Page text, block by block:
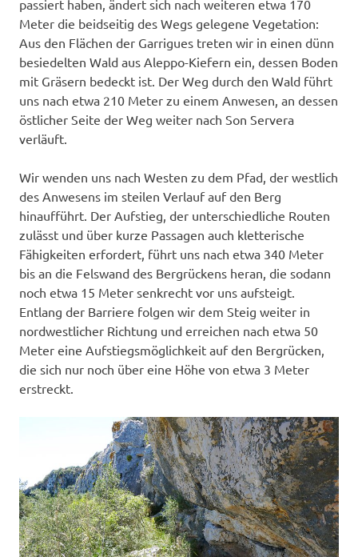
passiert haben, ändert sich nach weiteren etwa 170
Meter die beidseitig des Wegs gelegene Vegetation:
Aus den Flächen der Garrigues treten wir in einen dünn
besiedelten Wald aus Aleppo-Kiefern ein, dessen Boden
mit Gräsern bedeckt ist. Der Weg durch den Wald führt
uns nach etwa 210 Meter zu einem Anwesen, an dessen
östlicher Seite der Weg weiter nach Son Servera
verläuft.
Wir wenden uns nach Westen zu dem Pfad, der westlich
des Anwesens im steilen Verlauf auf den Berg
hinaufführt. Der Aufstieg, der unterschiedliche Routen
zulässt und über kurze Passagen auch kletterische
Fähigkeiten erfordert, führt uns nach etwa 340 Meter
bis an die Felswand des Bergrückens heran, die sodann
noch etwa 15 Meter senkrecht vor uns aufsteigt.
Entlang der Barriere folgen wir dem Steig weiter in
nordwestlicher Richtung und erreichen nach etwa 50
Meter eine Aufstiegsmöglichkeit auf den Bergrücken,
die sich nur noch über eine Höhe von etwa 3 Meter
erstreckt.